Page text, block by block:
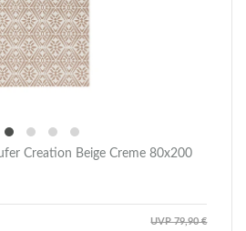
Creation Beige Creme 80x200
UVP 79,90 €